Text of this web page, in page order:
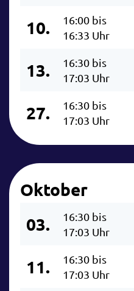
10.
16:00 bis
16:33 Uhr
13.
16:30 bis
17:03 Uhr
27.
16:30 bis
17:03 Uhr
Oktober
03.
16:30 bis
17:03 Uhr
11.
16:30 bis
17:03 Uhr